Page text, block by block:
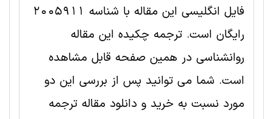
فایل انگلیسی این مقاله با شناسه 2005911
رایگان است. ترجمه چکیده این مقاله
روانشناسی در همین صفحه قابل مشاهده
است. شما می توانید پس از بررسی این دو
مورد نسبت به خرید و دانلود مقاله ترجمه